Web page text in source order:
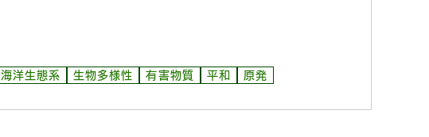
海洋生態系 生物多様性 有害物質 平和 原発